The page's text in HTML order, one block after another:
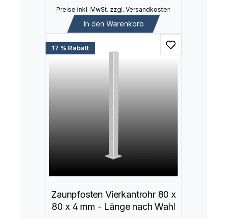
Preise inkl. MwSt. zzgl. Versandkosten
In den Warenkorb
17 % Rabatt
Zaunpfosten Vierkantrohr 80 x
80 x 4 mm - Länge nach Wahl